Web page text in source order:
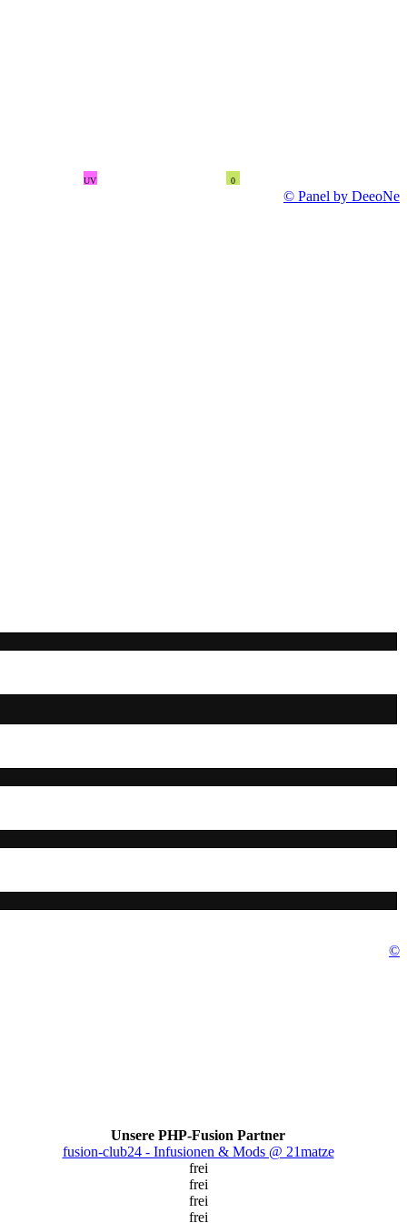
UV 0
© Panel by DeeoNe
©
Unsere PHP-Fusion Partner
fusion-club24 - Infusionen & Mods @ 21matze
frei
frei
frei
frei